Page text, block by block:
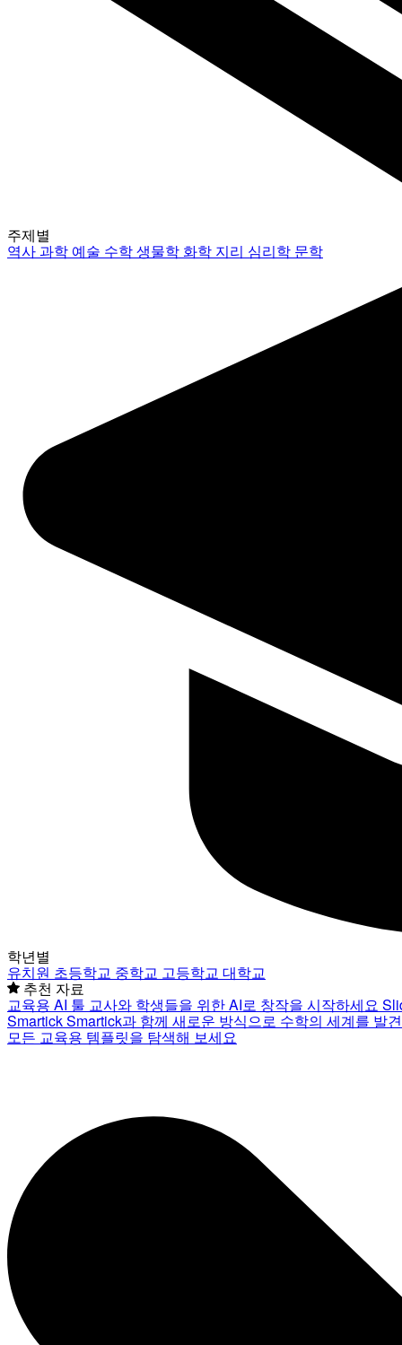
주제별
역사과학 예술 수학생물학 화학 지리 심리학 문학
학년별
유치원 초등학교 중학교 고등학교 대학교
추천 자료
교육용 AI 툴 교사와 학생들을 위한 AI로 창작을 시작하세요
SmartickSmartick과 함께 새로운 방식으로 수학의 세계를 발
모든 교육용 템플릿을 탐색해 보세요